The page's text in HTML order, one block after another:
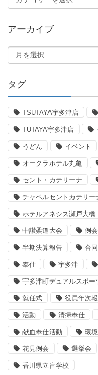
アーカイブ
タグ
TSUTAYA宇多津店
TUTAYA宇多津店
うどん イベント
オークラホテル丸亀
セント・カテリーナ
チャペルセントカテリー
ホテルアネシス瀬戸大橋
中讃柔道大会 例会
半期決算報告 合
奉仕 宇多津
宇多津町デュアルスポー
就任式 役員年次
活動 清掃奉仕
献血奉仕活動 環
花見例会 選挙会
香川県立盲学校